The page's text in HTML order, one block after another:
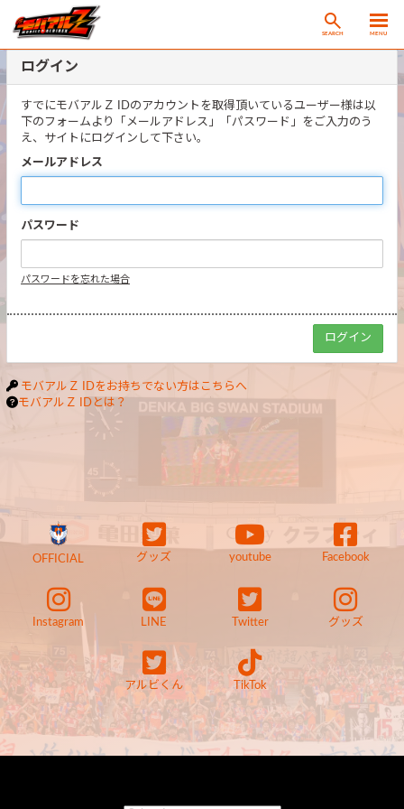
SEARCH MENU
ログイン
すでにモバアルＺ IDのアカウントを取得頂いているユーザー様は以
下のフォームより「メールアドレス」「パスワード」をご入力のう
え、サイトにログインして下さい。
メールアドレス
パスワード
パスワードを忘れた場合
モバアルＺ IDをお持ちでない方はこちらへ
モバアルＺ IDとは？
OFFICIAL グッズ youtube Facebook
Instagram LINE Twitter グッズ
アルビくん TikTok